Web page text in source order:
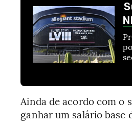
Ainda de acordo com o
ganhar um salário base